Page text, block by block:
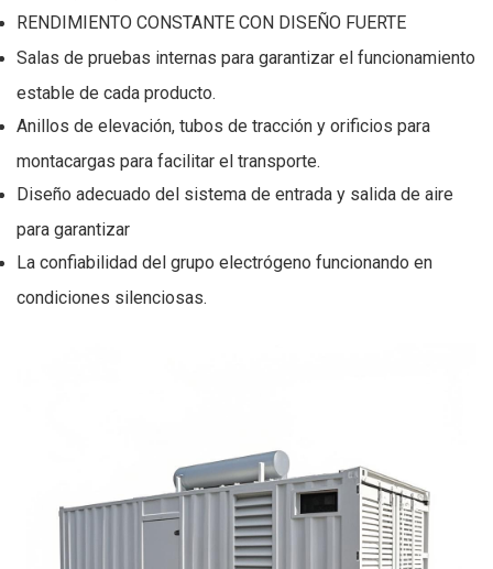
RENDIMIENTO CONSTANTE CON DISEÑO FUERTE
Salas de pruebas internas para garantizar el funcionamiento
estable de cada producto.
Anillos de elevación, tubos de tracción y orificios para
montacargas para facilitar el transporte.
Diseño adecuado del sistema de entrada y salida de aire
para garantizar
La confiabilidad del grupo electrógeno funcionando en
condiciones silenciosas.